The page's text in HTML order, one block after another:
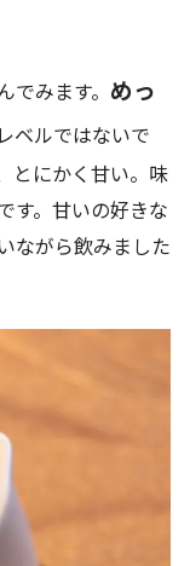
みます。 めっ
ベルではないで
とにかく甘い。味
す。甘いの好きな
ながら飲みました